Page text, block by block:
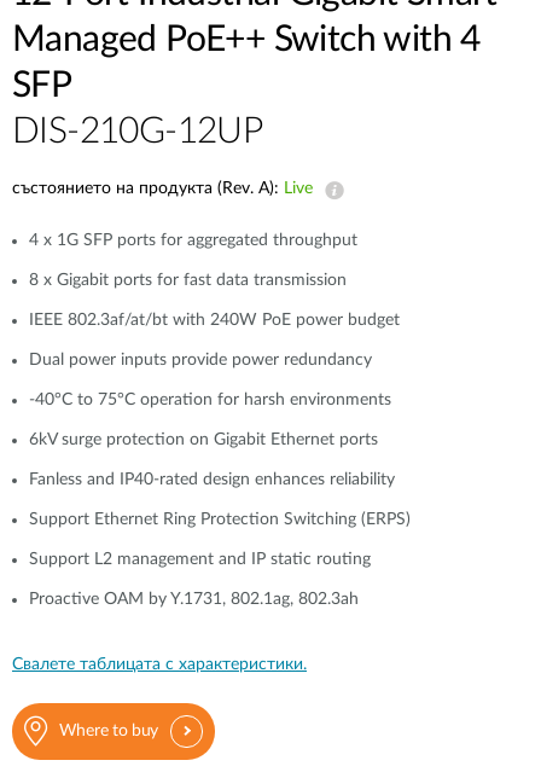
Managed PoE++ Switch with 4
SFP
DIS-210G-12UP
състоянието на продукта (Rev. A): Live
4 x 1G SFP ports for aggregated throughput
8 x Gigabit ports for fast data transmission
IEEE 802.3af/at/bt with 240W PoE power budget
Dual power inputs provide power redundancy
-40°C to 75°C operation for harsh environments
6kV surge protection on Gigabit Ethernet ports
Fanless and IP40-rated design enhances reliability
Support Ethernet Ring Protection Switching (ERPS)
Support L2 management and IP static routing
Proactive OAM by Y.1731, 802.1ag, 802.3ah
Свалете таблицата с характеристики.
Where to buy